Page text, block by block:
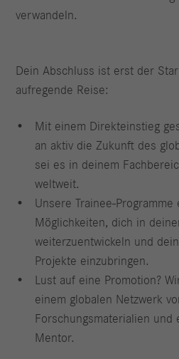
verwandeln.
Dein Abschluss ist erst der
aufregende Reise:
Mit einem Direkteinstieg
an aktiv die Zukunft des
sei es in deinem
weltweit.
Unsere Trainee-
Möglichkeiten, dich in
weiterzuentwickeln und
Projekte einzubringen.
Lust auf eine Promotion?
einem globalen Netzwerk
Forschungsmaterialien und
Mentor.